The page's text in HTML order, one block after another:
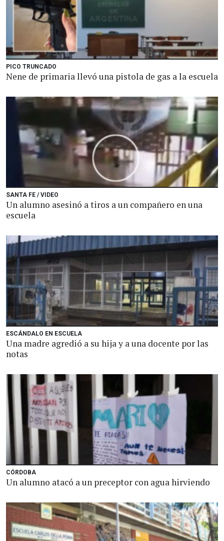
PICO TRUNCADO
Nene de primaria llevó una pistola de gas a la escuela
SANTA FE / VIDEO
Un alumno asesinó a tiros a un compañero en una
escuela
ESCÁNDALO EN ESCUELA
Una madre agredió a su hija y a una docente por las
notas
CÓRDOBA
Un alumno atacó a un preceptor con agua hirviendo